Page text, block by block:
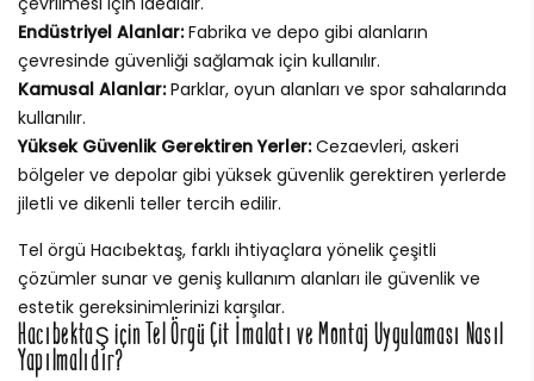
Endüstriyel Alanlar:Fabrika ve depo gibi alanların
çevresinde güvenliği sağlamak için kullanılır.
Kamusal Alanlar:Parklar, oyun alanları ve spor sahalarında
kullanılır.
Yüksek Güvenlik Gerektiren Yerler:Cezaevleri, askeri
bölgeler ve depolar gibi yüksek güvenlik gerektiren yerlerde
jiletli ve dikenli teller tercih edilir.
Tel örgü Hacıbektaş, farklı ihtiyaçlara yönelik çeşitli
çözümler sunar ve geniş kullanım alanları ile güvenlik ve
estetik gereksinimlerinizi karşılar.
Hacıbektaş için Tel Örgü Çit İmalatı ve Montaj Uygulaması Nasıl
Yapılmalıdır?